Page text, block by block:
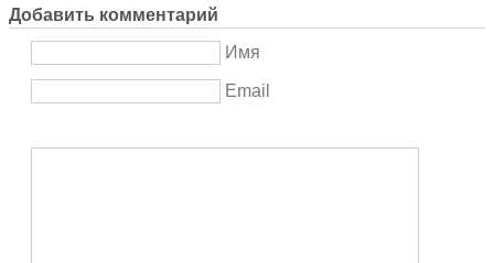
Добавить комментарий
Имя
Email